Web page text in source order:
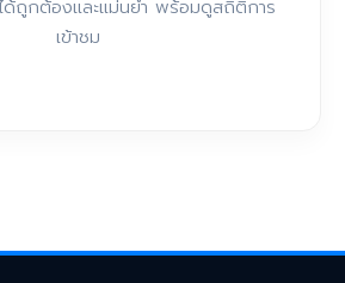
ถูกต้องและแม่นยำ พร้อมดูสถิติการ
เข้าชม